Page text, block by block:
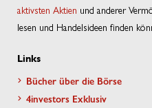
aktivsten Aktien und anderer
lesen und Handelsideen finden
Links
Bücher über die Börse
4investors Exklusiv